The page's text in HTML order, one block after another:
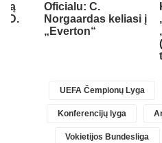
D.
Oficialu: C.
Norgaardas keliasi į
„Everton“
UEFA Čempionų Lyga
Konferencijų lyga
Vokietijos Bundesliga